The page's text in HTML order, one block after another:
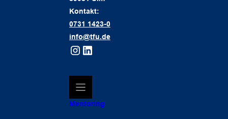
Kontakt:
0731 1423-0
info@tfu.de
Mentoring